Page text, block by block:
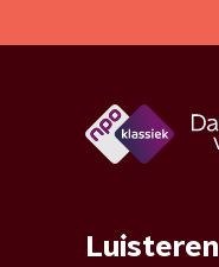
Luisteren